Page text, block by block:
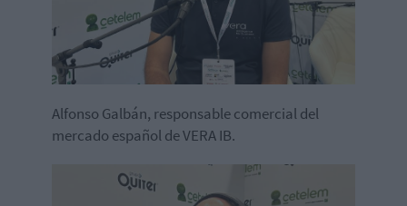
Alfonso Galbán, responsable comercial del
mercado español de VERA IB.